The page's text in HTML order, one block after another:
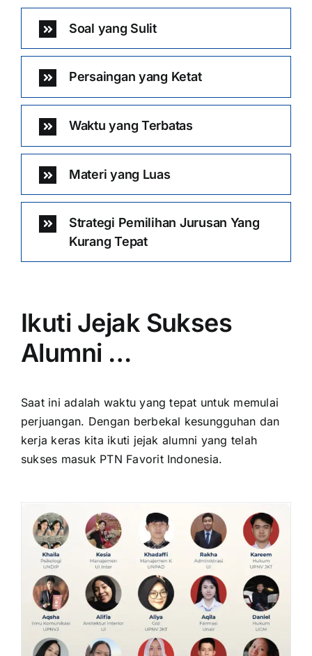
Soal yang Sulit
Persaingan yang Ketat
Waktu yang Terbatas
Materi yang Luas
Strategi Pemilihan Jurusan Yang
Kurang Tepat
Ikuti Jejak Sukses
Alumni …
Saat ini adalah waktu yang tepat untuk memulai
perjuangan. Dengan berbekal kesungguhan dan
kerja keras kita ikuti jejak alumni yang telah
sukses masuk PTN Favorit Indonesia.